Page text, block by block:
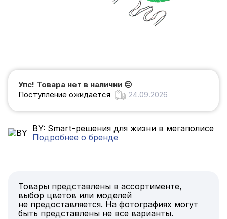
Упс! Товара нет в наличии 😔
Поступление ожидается
24.09.2026
BY: Smart-решения для жизни в мегаполисе
Подробнее о бренде
Товары представлены в ассортименте,
выбор цветов или моделей
не предоставляется. На фотографиях могут
быть представлены не все варианты.